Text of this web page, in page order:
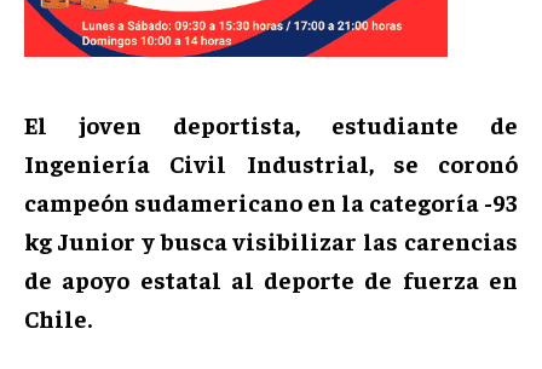
El joven deportista, estudiante de
Ingeniería Civil Industrial, se coronó
campeón sudamericano en la categoría -93
kg Junior y busca visibilizar las carencias
de apoyo estatal al deporte de fuerza en
Chile.